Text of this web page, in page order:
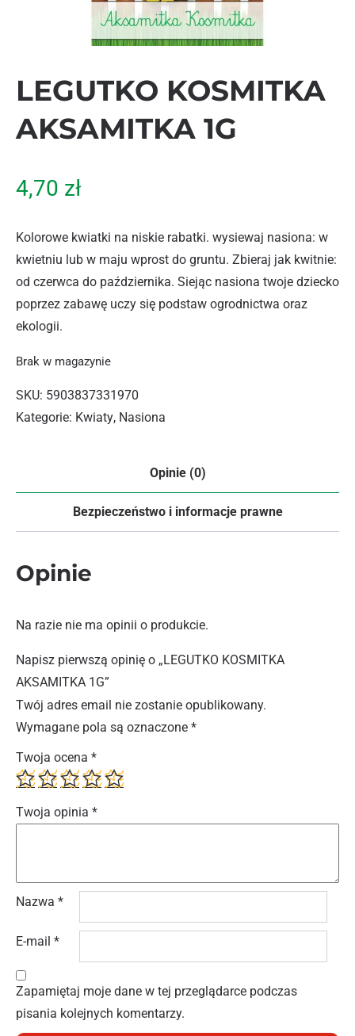
LEGUTKO KOSMITKA
AKSAMITKA 1G
4,70 zł
Kolorowe kwiatki na niskie rabatki. wysiewaj nasiona: w
kwietniu lub w maju wprost do gruntu. Zbieraj jak kwitnie:
od czerwca do października. Siejąc nasiona twoje dziecko
poprzez zabawę uczy się podstaw ogrodnictwa oraz
ekologii.
Brak w magazynie
SKU: 5903837331970
Kategorie: Kwiaty, Nasiona
Opinie (0)
Bezpieczeństwo i informacje prawne
Opinie
Na razie nie ma opinii o produkcie.
Napisz pierwszą opinię o „LEGUTKO KOSMITKA
AKSAMITKA 1G”
Twój adres email nie zostanie opublikowany.
Wymagane pola są oznaczone *
Twoja ocena *
Twoja opinia *
Nazwa *
E-mail *
Zapamiętaj moje dane w tej przeglądarce podczas
pisania kolejnych komentarzy.